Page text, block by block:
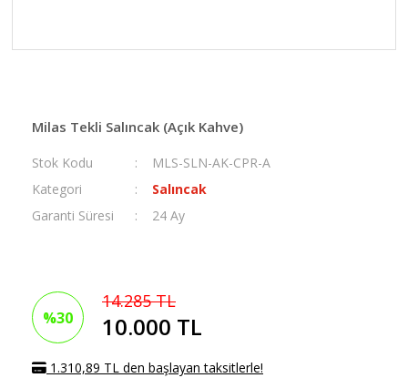
Milas Tekli Salıncak (Açık Kahve)
Stok Kodu
MLS-SLN-AK-CPR-A
Kategori
Salıncak
Garanti Süresi
24 Ay
%30
14.285 TL
10.000 TL
1.310,89 TL den başlayan taksitlerle!